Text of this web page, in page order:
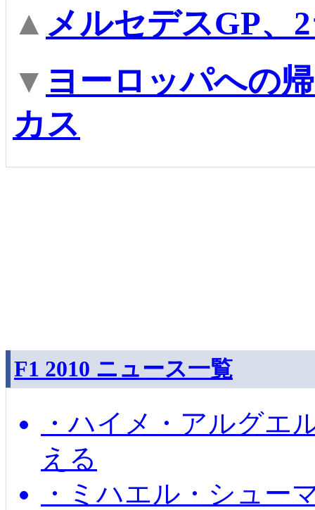
▲ メルセデスGP、
▼ ヨーロッパへの
カス
F1 2010 ニュース一覧
・ハイメ・アルグエ
える
・ミハエル・シュー